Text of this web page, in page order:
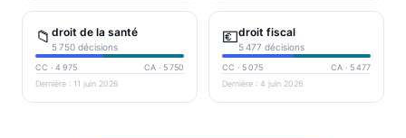
📁 droit de la santé
5 750 décisions
CC · 4 975 CA · 5 750
Dernière : 11 juin 2026
💶droit fiscal
5 477 décisions
CC · 5 075 CA · 5 477
Dernière : 4 juin 2026